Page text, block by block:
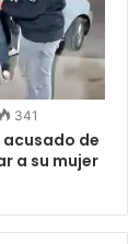
341
de
a su mujer